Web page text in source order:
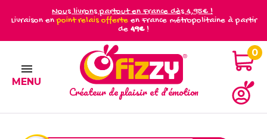
Nous livrons partout en France dès 4,95€ !
Livraison enpoint relais offerteen France métropolitaine à partir
de 49€!

MENU
0
Créateur de plaisir et d'émotion